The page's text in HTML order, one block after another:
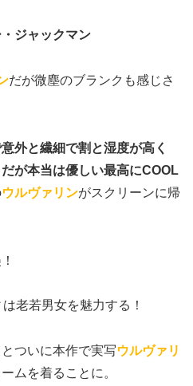
・ジャックマン
だが微塵のブランクも感じさ
外と繊細で割と湿度が高く
が本当は優しい最高にCOOL
ウルヴァリンがスクリーンに帰
老若男女を魅力する！
ついに本作で実写ウルヴァリ
ムを着ることに。